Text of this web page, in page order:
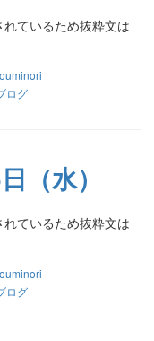
ているため抜粋文は
ログ
（水）
ているため抜粋文は
ログ